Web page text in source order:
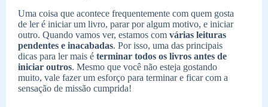
Uma coisa que acontece frequentemente com quem gosta
de ler é iniciar um livro, parar por algum motivo, e iniciar
outro. Quando vamos ver, estamos com várias leituras
pendentes e inacabadas. Por isso, uma das principais
dicas para ler mais é terminar todos os livros antes de
iniciar outros. Mesmo que você não esteja gostando
muito, vale fazer um esforço para terminar e ficar com a
sensação de missão cumprida!